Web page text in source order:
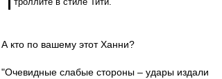
А кто по вашему этот Ханни?
"Очевидные слабые стороны – удары издали